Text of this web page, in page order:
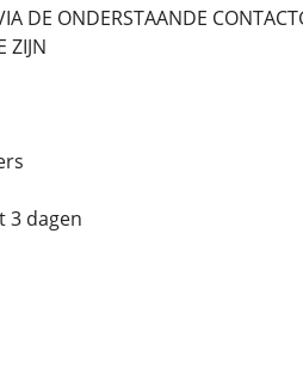
DE ONDERSTAANDE
ZIJN
3 dagen